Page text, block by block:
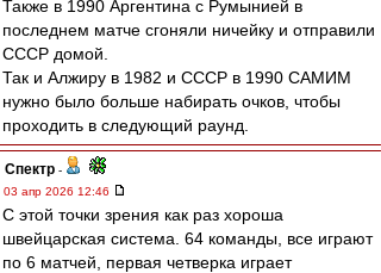
Также в 1990 Аргентина с Румынией в
последнем матче сгоняли ничейку и отправили
СССР домой.
Так и Алжиру в 1982 и СССР в 1990 САМИМ
нужно было больше набирать очков, чтобы
проходить в следующий раунд.
Спектр -
03 апр 2026 12:46
С этой точки зрения как раз хороша
швейцарская система. 64 команды, все играют
по 6 матчей, первая четверка играет